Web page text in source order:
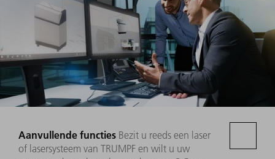
Aanvullende functies Bezit u reeds een laser
of lasersysteem van TRUMPF en wilt u uw